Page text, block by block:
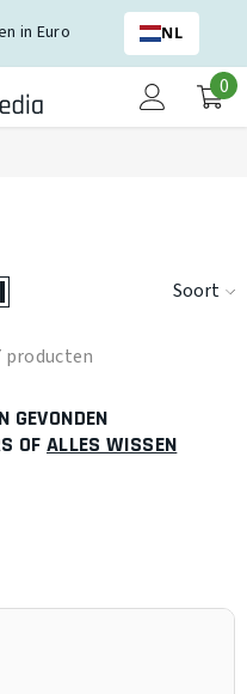
in Euro NL
0
0
Soort
producten
GEVONDEN
OFALLES WISSEN